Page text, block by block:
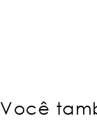
Você